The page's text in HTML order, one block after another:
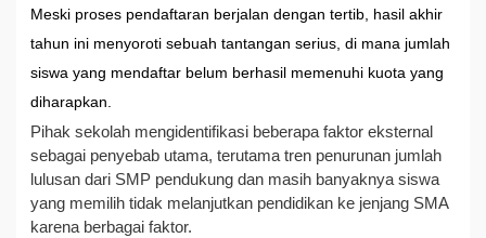
Meski proses pendaftaran berjalan dengan tertib, hasil akhir
tahun ini menyoroti sebuah tantangan serius, di mana jumlah
siswa yang mendaftar belum berhasil memenuhi kuota yang
diharapkan.
Pihak sekolah mengidentifikasi beberapa faktor eksternal
sebagai penyebab utama, terutama tren penurunan jumlah
lulusan dari SMP pendukung dan masih banyaknya siswa
yang memilih tidak melanjutkan pendidikan ke jenjang SMA
karena berbagai faktor.